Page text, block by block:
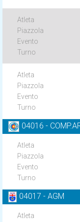
04016 -
04017 - AGM